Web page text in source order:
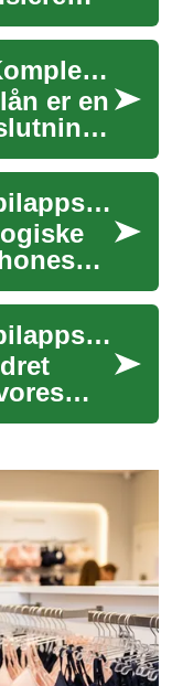
Personlige Lån: En Komplet Guide til Lånemuligheder i Danmark
er en
af
Lån og kreditter: Mobilapps til håndtering af personlig økonomi
vi
Lån og kreditter: Mobilapps revolutionerer økonomistyring
Med